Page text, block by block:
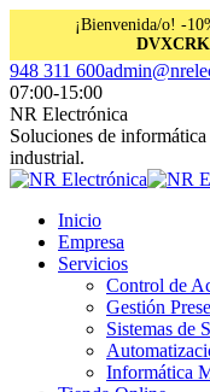
¡Bienvenida/o! -
Saltar
al
contenido
Facebook
page
opens
in
new
window
Instagram
page
opens
in
new
window
Linkedin
page
opens
in
new
window
948 311 600
07:00-15:00
NR Electrónica
Soluciones de
industrial.
Inicio
Empresa
Servicios
Control de
Gestión
Sistemas de
Informática